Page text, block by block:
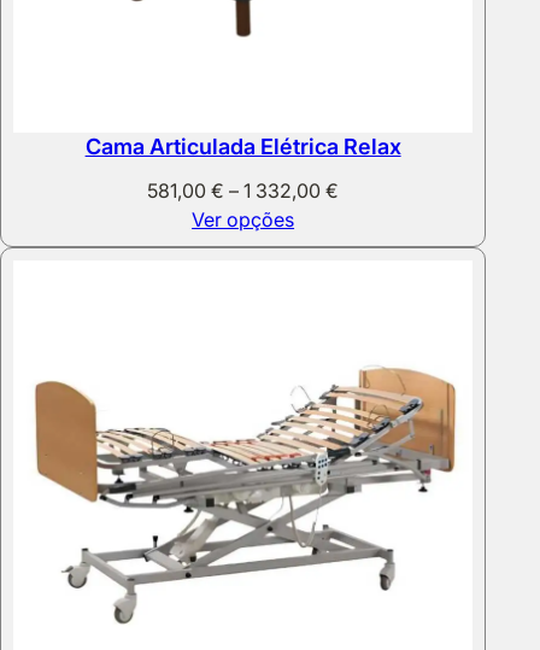
Cama Articulada Elétrica Relax
581,00€ – 1 332,00€
581,00 €
Ver opções